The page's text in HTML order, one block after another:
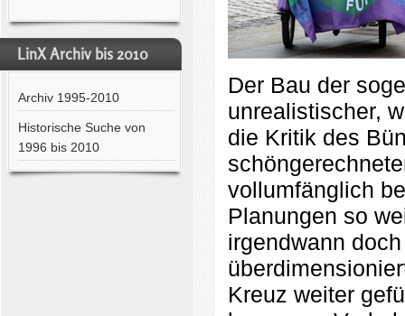
LinX Archiv bis 2010
Archiv 1995-2010
Historische Suche von
1996 bis 2010
Der Bau der
unrealistischer,
die Kritik des
vollumfänglich
Planungen so
irgendwann
Kreuz weiter